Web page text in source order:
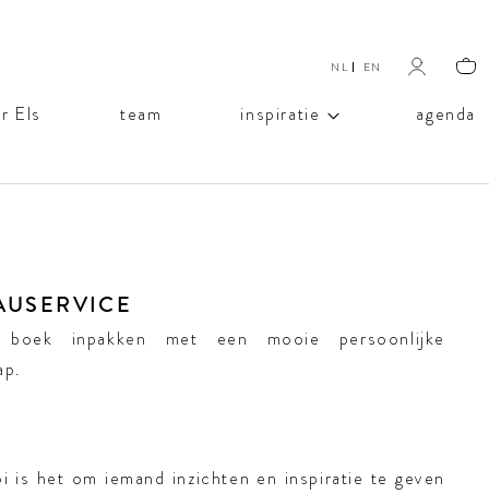
Selecteer de taal
NL EN
Els team inspiratie agenda
inpakken met een mooie persoonlijke
is het om iemand inzichten en inspiratie te geven